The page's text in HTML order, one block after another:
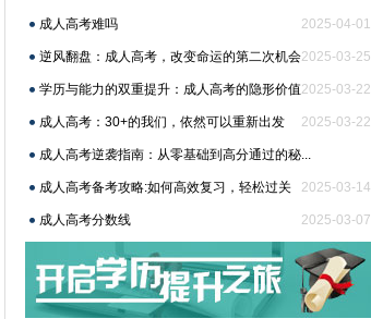
成人高考难吗 2025-04-01
逆风翻盘：成人高考，改变命运的第二次机会2025-03-25
学历与能力的双重提升：成人高考的隐形价值2025-03-22
成人高考：30+的我们，依然可以重新出发 2025-03-22
成人高考逆袭指南：从零基础到高分通过的秘...
2025-03-20
成人高考备考攻略:如何高效复习，轻松过关 2025-03-14
成人高考分数线 2025-03-07
吉林省2024年成人高考录取工作时间安排 2025-02-18